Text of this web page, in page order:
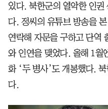
있다. 북한군의 열악한 인권
다. 정씨의 유튜브 방송을
연락해 자문을 구하고 단역
와 인연을 맺었다. 올해 1월
화 ‘두 병사’도 개봉했다.
다.